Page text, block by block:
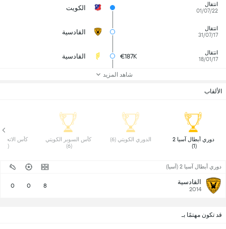
انتقال
01/07/22
الكويت
انتقال
31/07/17
القادسية
انتقال
18/01/17
€187K القادسية
شاهد المزيد
الألقاب
(1)
الدوري الكويتي (6)
(6)
(1)
دوري أبطال آسيا 2 (آسيا)
القادسية
2014
8
0
0
قد تكون مهتمًا بـ